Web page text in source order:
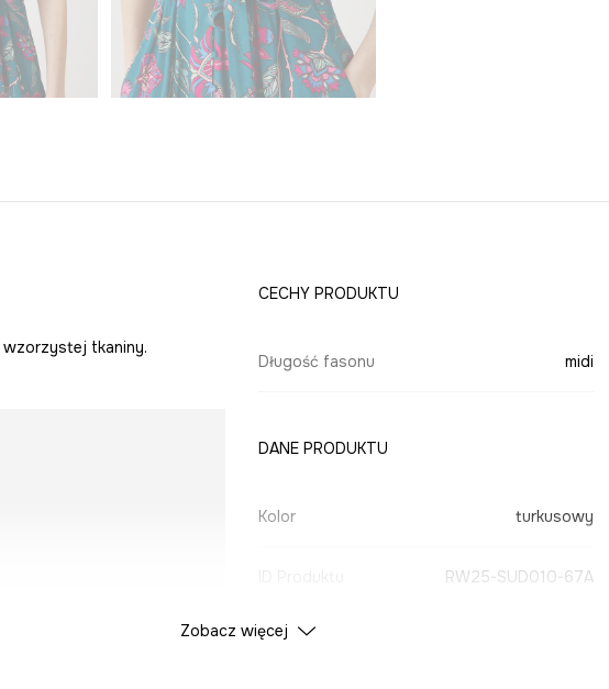
wzorzystej tkaniny.
CECHY PRODUKTU
Długość fasonu midi
DANE PRODUKTU
Kolor turkusowy
RW25-SUD010-67A
Producent
Zobacz więcej